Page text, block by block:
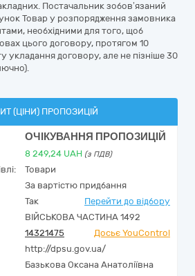
Постачальник зобов’язаний
Товар у розпорядження замовника
необхідними для того, щоб
цього договору, протягом 10
укладання договору, але не пізніше 30
(ЦІНИ) ПРОПОЗИЦІЙ
ОЧІКУВАННЯ ПРОПОЗИЦІЙ
8 249,24 UAH (з ПДВ)
Товари
За вартістю придбання
Так
Перейти до відбору
ВІЙСЬКОВА ЧАСТИНА 1492
14321475
Досьє YouControl
http://dpsu.gov.ua/
Базькова Оксана Анатоліївна